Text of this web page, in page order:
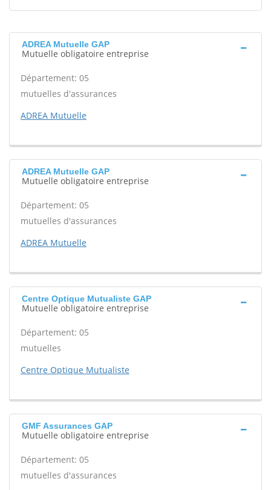
ADREA Mutuelle GAP
Mutuelle obligatoire entreprise
Département: 05
mutuelles d'assurances
ADREA Mutuelle
ADREA Mutuelle GAP
Mutuelle obligatoire entreprise
Département: 05
mutuelles d'assurances
ADREA Mutuelle
Centre Optique Mutualiste GAP
Mutuelle obligatoire entreprise
Département: 05
mutuelles
Centre Optique Mutualiste
GMF Assurances GAP
Mutuelle obligatoire entreprise
Département: 05
mutuelles d'assurances